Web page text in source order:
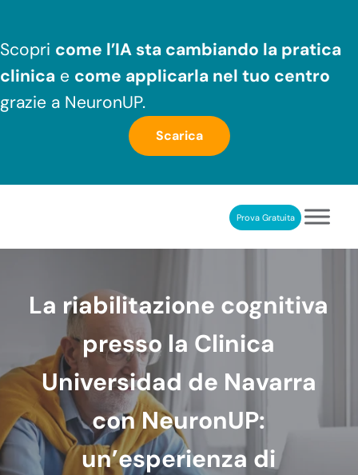
Scopri come l’IA sta cambiando la pratica
clinica e come applicarla nel tuo centro
grazie a NeuronUP.
Scarica
RIABILITAZIONE COGNITIVA PROFESSIONALEProva Gratuita
La riabilitazione cognitiva
presso la Clinica
Universidad de Navarra
con NeuronUP:
un’esperienza di